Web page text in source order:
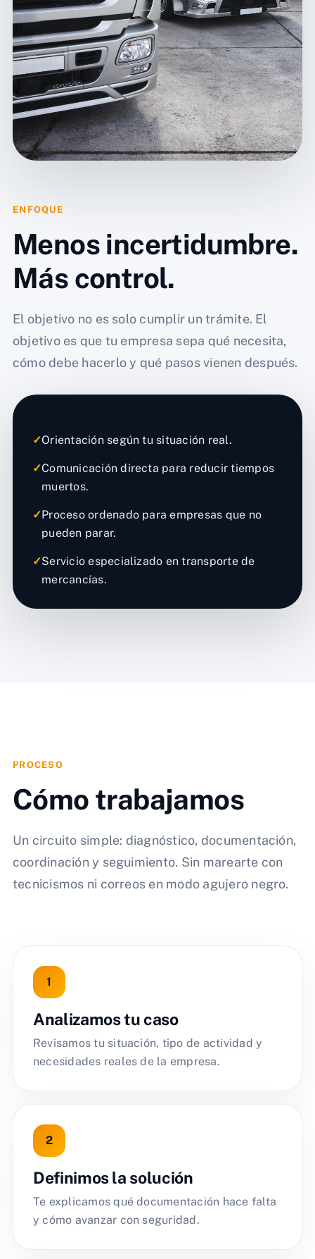
ENFOQUE
Menos incertidumbre.
Más control.
El objetivo no es solo cumplir un trámite. El
objetivo es que tu empresa sepa qué necesita,
cómo debe hacerlo y qué pasos vienen después.
✓Orientación según tu situación real.
✓Comunicación directa para reducir tiempos
muertos.
✓Proceso ordenado para empresas que no
pueden parar.
✓Servicio especializado en transporte de
mercancías.
PROCESO
Cómo trabajamos
Un circuito simple: diagnóstico, documentación,
coordinación y seguimiento. Sin marearte con
tecnicismos ni correos en modo agujero negro.
Analizamos tu caso
Revisamos tu situación, tipo de actividad y
necesidades reales de la empresa.
Definimos la solución
Te explicamos qué documentación hace falta
y cómo avanzar con seguridad.